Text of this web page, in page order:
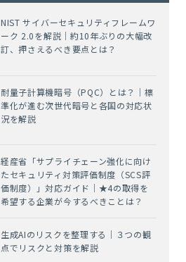
NIST サイバーセキュリティフレームワ
ーク 2.0を解説｜約10年ぶりの大幅改
訂、押さえるべき要点とは？
耐量子計算機暗号（PQC）とは？｜標
準化が進む次世代暗号と各国の対応状
況を解説
経産省「サプライチェーン強化に向け
たセキュリティ対策評価制度（SCS評
価制度）」対応ガイド｜★4の取得を
希望する企業が今するべきことは？
生成AIのリスクを整理する｜３つの観
点でリスクと対策を解説